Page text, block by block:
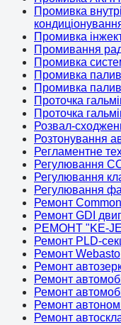
Промивка
Промивка
Промивання
Промивка
Промивка
Промивка
Проточка
Проточка
Розвал-
Розтонування
Регламентне
Регулювання
Регулювання
Регулювання
Ремонт
Ремонт GDI
РЕМОНТ "KE-
Ремонт PLD-
Ремонт Webasto
Ремонт
Ремонт
Ремонт
Ремонт
Ремонт